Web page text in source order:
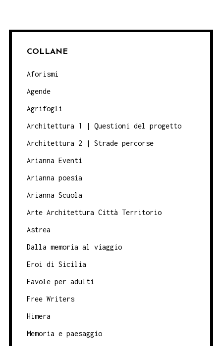
COLLANE
Aforismi
Agende
Agrifogli
Architettura 1 | Questioni del progetto
Architettura 2 | Strade percorse
Arianna Eventi
Arianna poesia
Arianna Scuola
Arte Architettura Città Territorio
Astrea
Dalla memoria al viaggio
Eroi di Sicilia
Favole per adulti
Free Writers
Himera
Memoria e paesaggio